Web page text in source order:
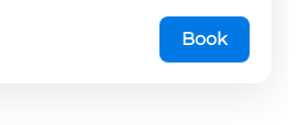
Book